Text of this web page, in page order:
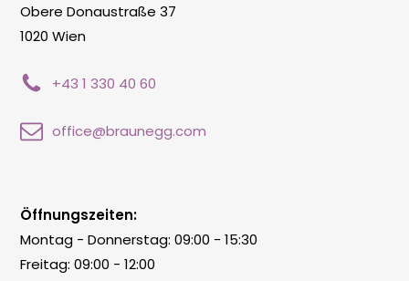
Obere Donaustraße 37
1020 Wien
+43 1 330 40 60
office@braunegg.com
Öffnungszeiten:
Montag - Donnerstag: 09:00 - 15:30
Freitag: 09:00 - 12:00